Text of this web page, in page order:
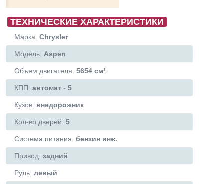
ТЕХНИЧЕСКИЕ ХАРАКТЕРИСТИКИ
Марка: Chrysler
Модель: Aspen
Объем двигателя: 5654 см³
КПП: автомат - 5
Кузов: внедорожник
Кол-во дверей: 5
Система питания: бензин инж.
Привод: задний
Руль: левый